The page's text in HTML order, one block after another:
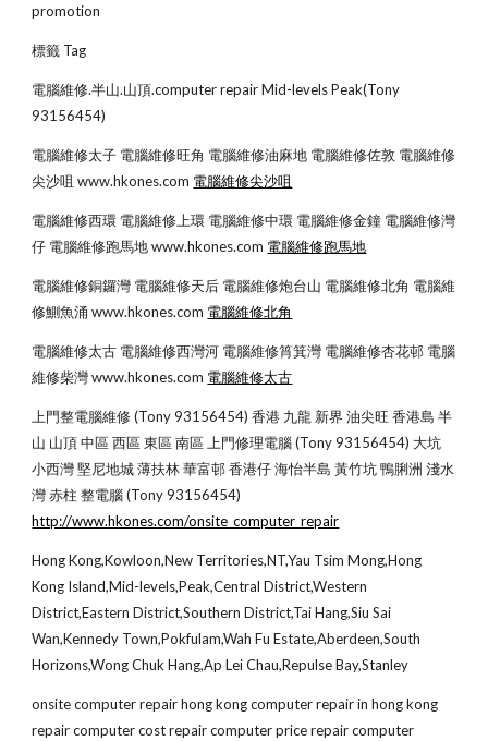
promotion
標籤 Tag
電腦維修.半山.山頂.computer repair Mid-levels Peak(Tony
93156454)
電腦維修太子 電腦維修旺角 電腦維修油麻地 電腦維修佐敦 電腦維修
尖沙咀 www.hkones.com 電腦維修尖沙咀
電腦維修西環 電腦維修上環 電腦維修中環 電腦維修金鐘 電腦維修灣
仔 電腦維修跑馬地 www.hkones.com 電腦維修跑馬地
電腦維修銅鑼灣 電腦維修天后 電腦維修炮台山 電腦維修北角 電腦維
修鰂魚涌 www.hkones.com 電腦維修北角
電腦維修太古 電腦維修西灣河 電腦維修筲箕灣 電腦維修杏花邨 電腦
維修柴灣 www.hkones.com 電腦維修太古
上門整電腦維修 (Tony 93156454) 香港 九龍 新界 油尖旺 香港島 半
山 山頂 中區 西區 東區 南區 上門修理電腦 (Tony 93156454) 大坑
小西灣 堅尼地城 薄扶林 華富邨 香港仔 海怡半島 黃竹坑 鴨脷洲 淺水
灣 赤柱 整電腦 (Tony 93156454)
http://www.hkones.com/onsite_computer_repair
Hong Kong,Kowloon,New Territories,NT,Yau Tsim Mong,Hong
Kong Island,Mid-levels,Peak,Central District,Western
District,Eastern District,Southern District,Tai Hang,Siu Sai
Wan,Kennedy Town,Pokfulam,Wah Fu Estate,Aberdeen,South
Horizons,Wong Chuk Hang,Ap Lei Chau,Repulse Bay,Stanley
onsite computer repair hong kong computer repair in hong kong
repair computer cost repair computer price repair computer